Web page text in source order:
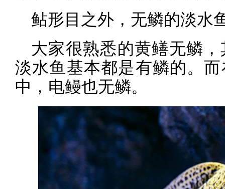
鲇形目之外，无鳞的淡水
大家很熟悉的黄鳝无鳞
淡水鱼基本都是有鳞的。
中，电鳗也无鳞。